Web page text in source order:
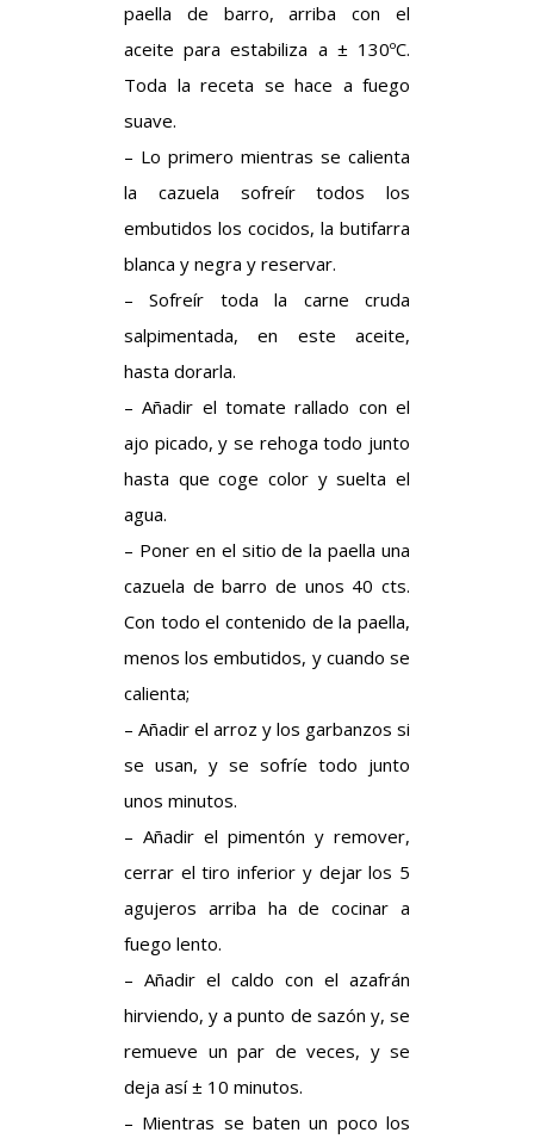
paella de barro, arriba con el
aceite para estabiliza a ± 130ºC.
Toda la receta se hace a fuego
suave.
– Lo primero mientras se calienta
la cazuela sofreír todos los
embutidos los cocidos, la butifarra
blanca y negra y reservar.
– Sofreír toda la carne cruda
salpimentada, en este aceite,
hasta dorarla.
– Añadir el tomate rallado con el
ajo picado, y se rehoga todo junto
hasta que coge color y suelta el
agua.
– Poner en el sitio de la paella una
cazuela de barro de unos 40 cts.
Con todo el contenido de la paella,
menos los embutidos, y cuando se
calienta;
– Añadir el arroz y los garbanzos si
se usan, y se sofríe todo junto
unos minutos.
– Añadir el pimentón y remover,
cerrar el tiro inferior y dejar los 5
agujeros arriba ha de cocinar a
fuego lento.
– Añadir el caldo con el azafrán
hirviendo, y a punto de sazón y, se
remueve un par de veces, y se
deja así ± 10 minutos.
– Mientras se baten un poco los